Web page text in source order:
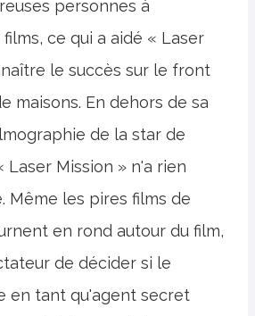
personnes à
ce qui a aidé « Laser
le succès sur le front
maisons. En dehors de sa
de la star de
Laser Mission » n'a rien
Même les pires films de
en rond autour du film,
de décider si le
en tant qu'agent secret